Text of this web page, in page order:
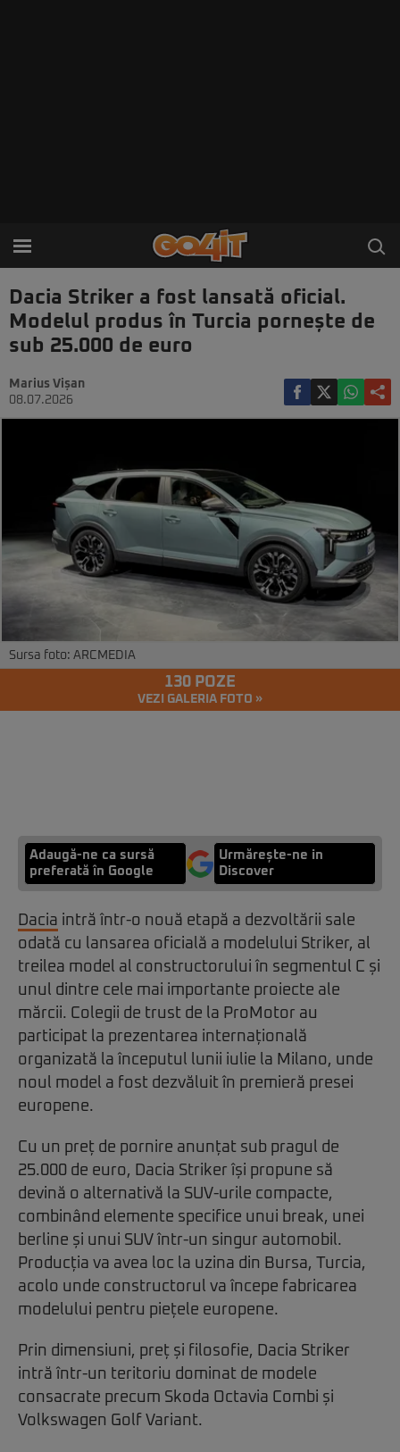
Dacia Striker a fost lansată oficial.
Modelul produs în Turcia pornește de
sub 25.000 de euro
Marius Vișan
08.07.2026
Sursa foto: ARCMEDIA
130 POZE
VEZI GALERIA FOTO »
Adaugă-ne ca sursă
preferată în Google
Urmărește-ne in
Discover
Dacia intră într-o nouă etapă a dezvoltării sale
odată cu lansarea oficială a modelului Striker, al
treilea model al constructorului în segmentul C și
unul dintre cele mai importante proiecte ale
mărcii. Colegii de trust de la ProMotor au
participat la prezentarea internațională
organizată la începutul lunii iulie la Milano, unde
noul model a fost dezvăluit în premieră presei
europene.
Cu un preț de pornire anunțat sub pragul de
25.000 de euro, Dacia Striker își propune să
devină o alternativă la SUV-urile compacte,
combinând elemente specifice unui break, unei
berline și unui SUV într-un singur automobil.
Producția va avea loc la uzina din Bursa, Turcia,
acolo unde constructorul va începe fabricarea
modelului pentru piețele europene.
Prin dimensiuni, preț și filosofie, Dacia Striker
intră într-un teritoriu dominat de modele
consacrate precum Skoda Octavia Combi și
Volkswagen Golf Variant.